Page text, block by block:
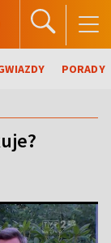
PORADY